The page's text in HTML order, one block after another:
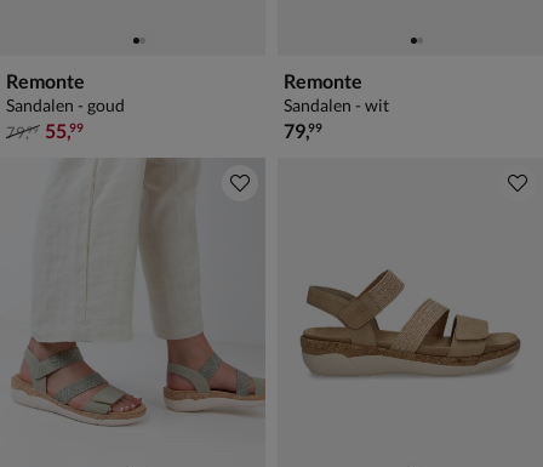
Remonte
Sandalen - goud
van € 79,99 voor € 55,99
79,99 55,99
Remonte
Sandalen - wit
€ 79,99
79,99